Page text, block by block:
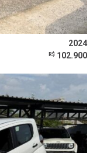
2024
R$ 102.900